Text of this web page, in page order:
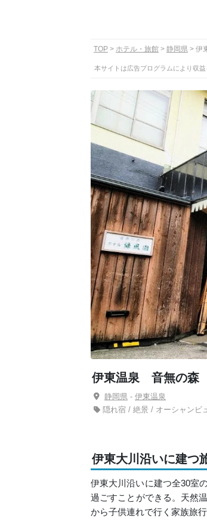
TOP ホテル・旅館 静岡県 伊
本サイトは広告プログラムにより収
伊東温泉 音無の森
静岡県 - 伊東温泉
隠れ宿 / 絶景 / オーシャンビ
伊東大川沿いに建つ
伊東大川沿いに建つ全30室
過ごすことができる。天然
から子供連れで行く家族旅行